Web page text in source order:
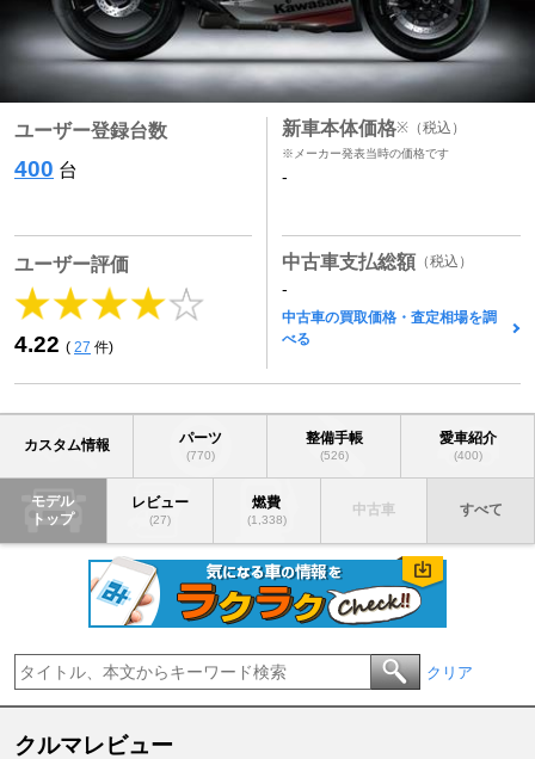
ユーザー登録台数
400 台
ユーザー評価
4.22 ( 27 件)
新車本体価格※ （税込）
※メーカー発表当時の価格です
-
中古車支払総額 （税込）
-
中古車の買取価格・査定相場を調
べる
カスタム情報 パーツ
(770)
整備手帳
(526)
愛車紹介
(400)
モデル
トップ
レビュー
(27)
燃費
(1,338)
中古車 すべて
クリア
クルマレビュー